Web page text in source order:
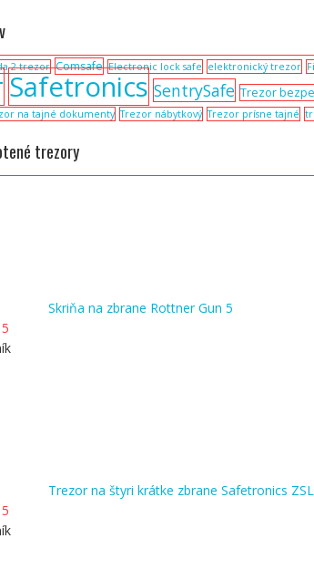
2 trezor Comsafe Electronic lock safe elektronický trezor
Safetronics SentrySafe Trezor
na tajné dokumenty Trezor nábytkový Trezor prísne tajné
trezory
Skriňa na zbrane Rottner Gun 5
Trezor na štyri krátke zbrane Safetronics